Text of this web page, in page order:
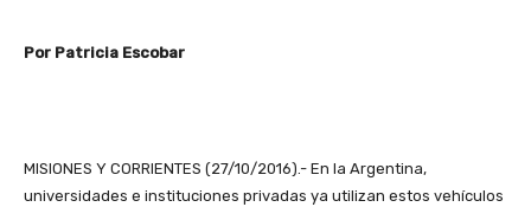
Por Patricia Escobar
MISIONES Y CORRIENTES (27/10/2016).- En la Argentina,
universidades e instituciones privadas ya utilizan estos vehículos